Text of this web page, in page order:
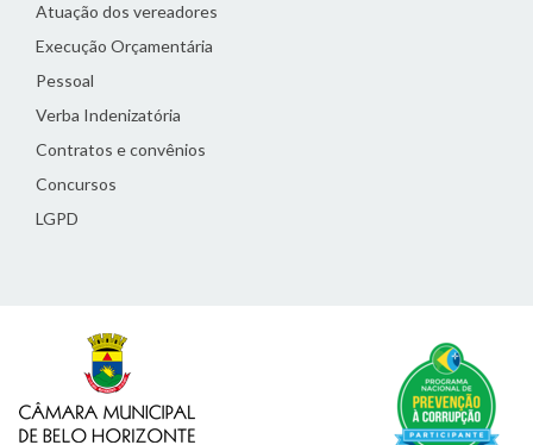
Atuação dos vereadores
Execução Orçamentária
Pessoal
Verba Indenizatória
Contratos e convênios
Concursos
LGPD